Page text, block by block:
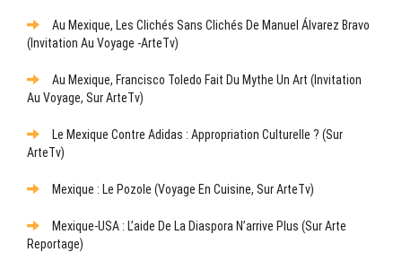
Au Mexique, Les Clichés Sans Clichés De Manuel Álvarez Bravo
(Invitation Au Voyage -ArteTv)
Au Mexique, Francisco Toledo Fait Du Mythe Un Art (Invitation
Au Voyage, Sur ArteTv)
Le Mexique Contre Adidas : Appropriation Culturelle ? (sur
ArteTv)
Mexique : Le Pozole (Voyage En Cuisine, Sur ArteTv)
Mexique-USA : L’aide De La Diaspora N’arrive Plus (sur Arte
Reportage)